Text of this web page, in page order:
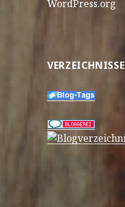
WordPress.org
VERZEICHNISSE